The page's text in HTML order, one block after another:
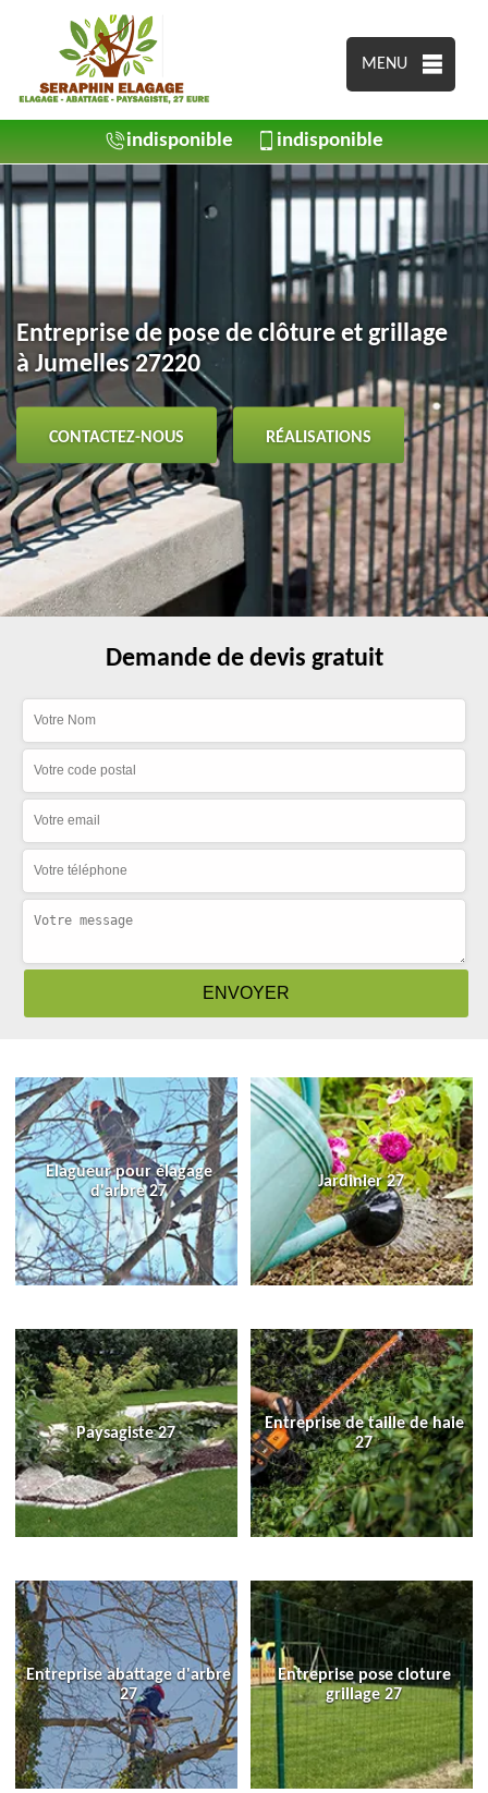
MENU
indisponible indisponible
Entreprise de pose de clôture et grillage
à Jumelles 27220
CONTACTEZ-NOUS RÉALISATIONS
Demande de devis gratuit
Elagueur pour élagage
d'arbre 27
Jardinier 27
Paysagiste 27
Entreprise de taille de haie
27
Entreprise abattage d'arbre
27
Entreprise pose cloture
grillage 27